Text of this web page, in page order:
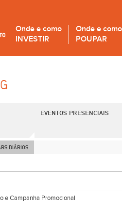
Onde e como
INVESTIR
Onde e como
POUPAR
G
EVENTOS PRESENCIAIS
DIÁRIOS
e Campanha Promocional